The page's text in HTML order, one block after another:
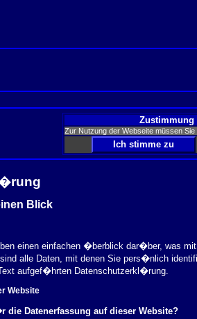
Zustimmung
Zur Nutzung der Webseite müssen
Blick
einen einfachen �berblick dar�ber, was
alle Daten, mit denen Sie pers�nlich
aufgef�hrten Datenschutzerkl�rung.
Website
die Datenerfassung auf dieser Website?